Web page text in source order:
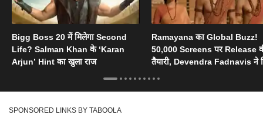
Bigg Boss 20 में मिलेगा Second
Life? Salman Khan के ‘Karan
Arjun’ Hint का खुला राज
Ramayana का Global Buzz!
50,000 Screens पर Release
तैयारी, Devendra Fadnavis ने
SPONSORED LINKS BY TABOOLA